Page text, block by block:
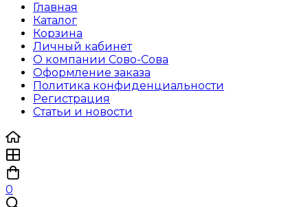
Главная
Каталог
Корзина
Личный кабинет
О компании Сово-Сова
Оформление заказа
Политика конфиденциальности
Регистрация
Статьи и новости
0